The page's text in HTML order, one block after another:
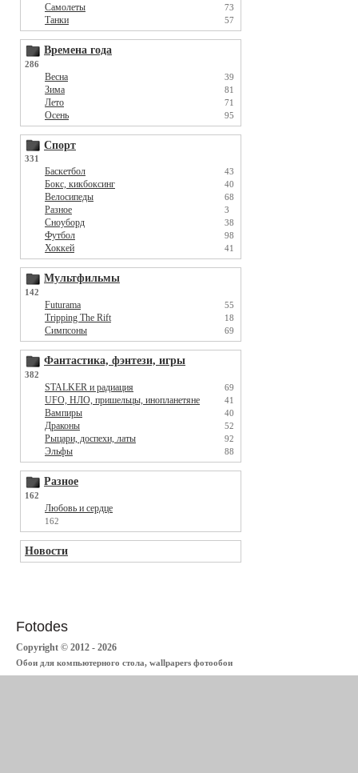
Самолеты 73
Танки 57
Времена года
286
Весна 39
Зима 81
Лето 71
Осень 95
Спорт
331
Баскетбол 43
Бокс, кикбоксинг 40
Велосипеды 68
Разное 3
Сноуборд 38
Футбол 98
Хоккей 41
Мультфильмы
142
Futurama 55
Tripping The Rift 18
Симпсоны 69
Фантастика, фэнтези, игры
382
STALKER и радиация 69
UFO, НЛО, пришельцы, инопланетяне 41
Вампиры 40
Драконы 52
Рыцари, доспехи, латы 92
Эльфы 88
Разное
162
Любовь и сердце
162
Новости
Fotodes
Copyright © 2012 - 2026
Обои для компьютерного стола, wallpapers фотообои